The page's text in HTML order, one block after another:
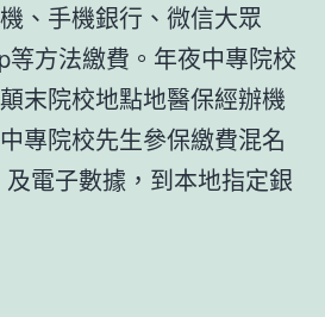
、手機銀行、微信大眾
等方法繳費。年夜中專院校
末院校地點地醫保經辦機
專院校先生參保繳費混名
及電子數據，到本地指定銀